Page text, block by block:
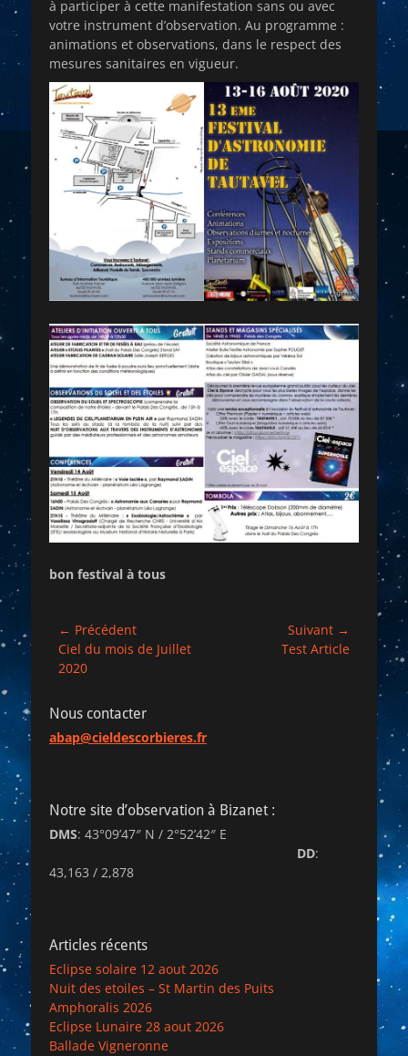
à participer à cette manifestation sans ou avec
votre instrument d’observation. Au programme :
animations et observations, dans le respect des
mesures sanitaires en vigueur.
bon festival à tous
Navigation
de
l’article
← Précédent
Article
précédent :
Ciel du mois de Juillet
2020
Suivant →
Test Article
Nous contacter
abap@cieldescorbieres.fr
Notre site d’observation à Bizanet :
DMS: 43°09’47″ N / 2°52’42″ E
DD:
43,163 / 2,878
Articles récents
Eclipse solaire 12 aout 2026
Nuit des etoiles – St Martin des Puits
Amphoralis 2026
Eclipse Lunaire 28 aout 2026
Ballade Vigneronne